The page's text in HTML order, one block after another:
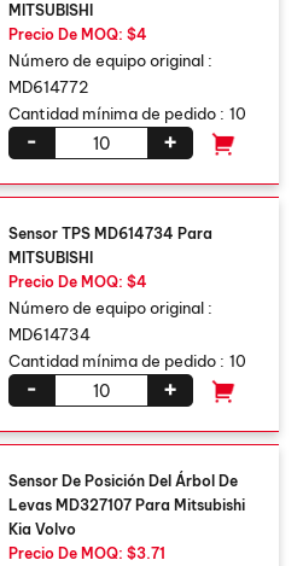
MITSUBISHI
Precio De MOQ: $4
Número de equipo original :
MD614772
Cantidad mínima de pedido : 10
+
-
Sensor TPS MD614734 Para
MITSUBISHI
Precio De MOQ: $4
Número de equipo original :
MD614734
Cantidad mínima de pedido : 10
+
-
Sensor De Posición Del Árbol De
Levas MD327107 Para Mitsubishi
Kia Volvo
Precio De MOQ: $3.71